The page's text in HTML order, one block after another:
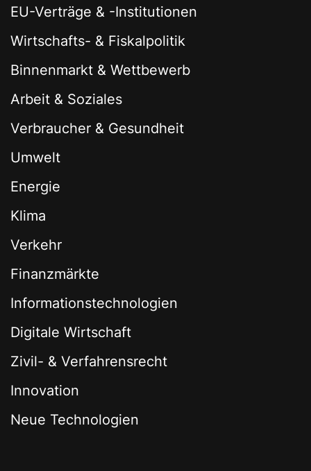
EU-Verträge & -Institutionen
Wirtschafts- & Fiskalpolitik
Binnenmarkt & Wettbewerb
Arbeit & Soziales
Verbraucher & Gesundheit
Umwelt
Energie
Klima
Verkehr
Finanzmärkte
Informationstechnologien
Digitale Wirtschaft
Zivil- & Verfahrensrecht
Innovation
Neue Technologien